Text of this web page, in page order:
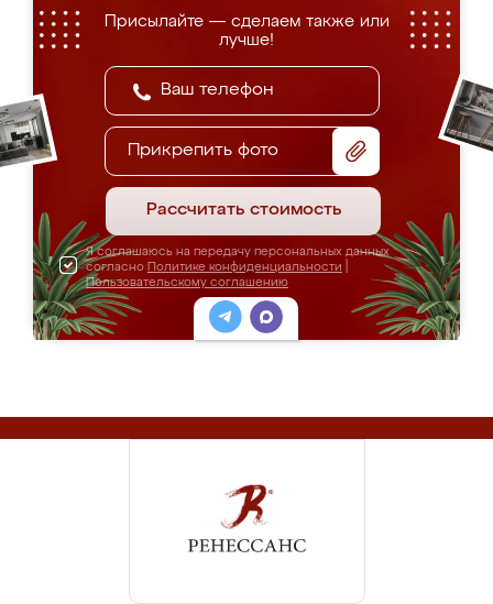
Присылайте — сделаем также или
лучше!
Прикрепить фото
Рассчитать стоимость
Я соглашаюсь на передачу персональных данных
согласно Политике конфиденциальности
Пользовательскому соглашению